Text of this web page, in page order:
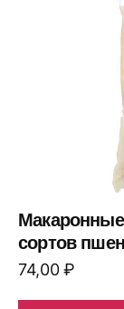
сортов
74,00₽